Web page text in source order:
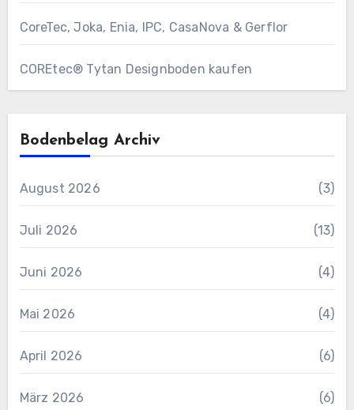
CoreTec, Joka, Enia, IPC, CasaNova & Gerflor
COREtec® Tytan Designboden kaufen
Bodenbelag Archiv
August 2026 (3)
Juli 2026 (13)
Juni 2026 (4)
Mai 2026 (4)
April 2026 (6)
März 2026 (6)